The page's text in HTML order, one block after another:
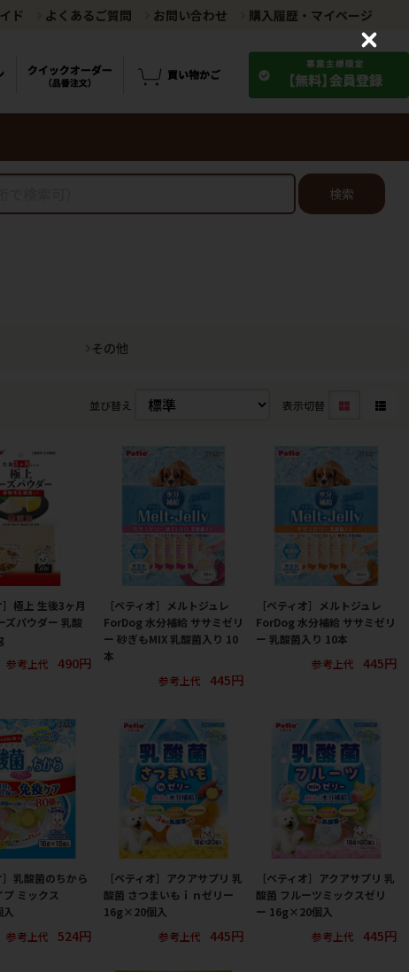
ド よくあるご質問 お問い合わせ 購入履歴・マイページ
検索
その他
並び替え 表示切替
］極上 生後3ヶ月
ズパウダー 乳酸
参考上代
490円
［ペティオ］メルトジュレ
ForDog 水分補給 ササミゼリ
ー 砂ぎもMIX 乳酸菌入り 10
本
参考上代
445円
［ペティオ］メルトジュレ
ForDog 水分補給 ササミゼリ
ー 乳酸菌入り 10本
参考上代
445円
］乳酸菌のちから
ミックス
参考上代
524円
［ペティオ］アクアサプリ 乳
酸菌 さつまいもｉｎゼリー
16g×20個入
参考上代
445円
［ペティオ］アクアサプリ 乳
酸菌 フルーツミックスゼリ
ー 16g×20個入
参考上代
445円
C
o
s
e